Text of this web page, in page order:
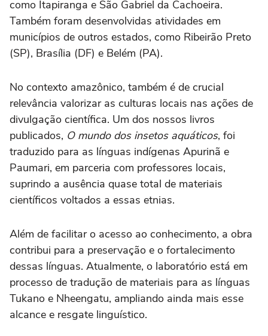
como Itapiranga e São Gabriel da Cachoeira.
Também foram desenvolvidas atividades em
municípios de outros estados, como Ribeirão Preto
(SP), Brasília (DF) e Belém (PA).
No contexto amazônico, também é de crucial
relevância valorizar as culturas locais nas ações de
divulgação científica. Um dos nossos livros
publicados, O mundo dos insetos aquáticos, foi
traduzido para as línguas indígenas Apurinã e
Paumari, em parceria com professores locais,
suprindo a ausência quase total de materiais
científicos voltados a essas etnias.
Além de facilitar o acesso ao conhecimento, a obra
contribui para a preservação e o fortalecimento
dessas línguas. Atualmente, o laboratório está em
processo de tradução de materiais para as línguas
Tukano e Nheengatu, ampliando ainda mais esse
alcance e resgate linguístico.